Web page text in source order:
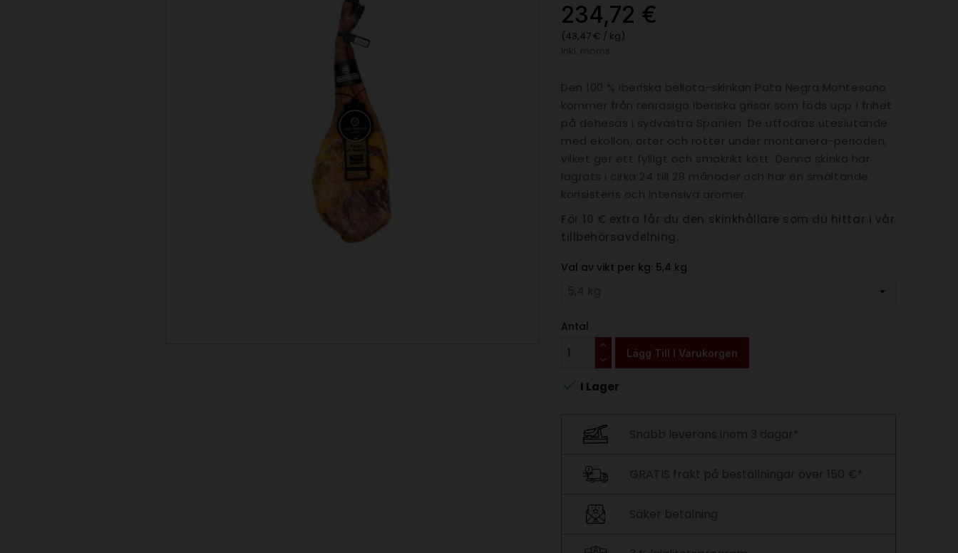
234,72 €
(43,47 € / kg)
Val av vikt per kg: 5,4 kg
Antal
Lägg Till I Varukorgen
 I Lager